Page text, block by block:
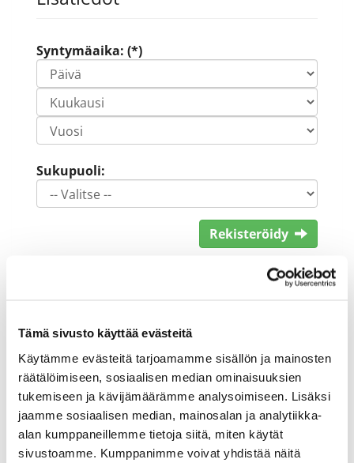
Tämä sivusto käyttää evästeitä
Käytämme evästeitä tarjoamamme sisällön ja mainosten
räätälöimiseen, sosiaalisen median ominaisuuksien
tukemiseen ja kävijämäärämme analysoimiseen. Lisäksi
jaamme sosiaalisen median, mainosalan ja analytiikka-
alan kumppaneillemme tietoja siitä, miten käytät
sivustoamme. Kumppanimme voivat yhdistää näitä
Syntymäaika: (*)
Sukupuoli:
Rekisteröidy
(*) Tieto on pakollinen